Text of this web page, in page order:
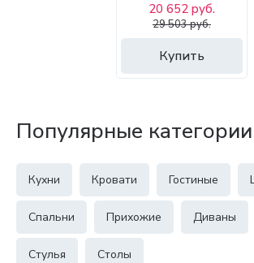
Купить
20 652 руб.
29 503 руб.
Популярные категории
Кухни Кровати Гостиные
Спальни Прихожие Диваны
Стулья Столы